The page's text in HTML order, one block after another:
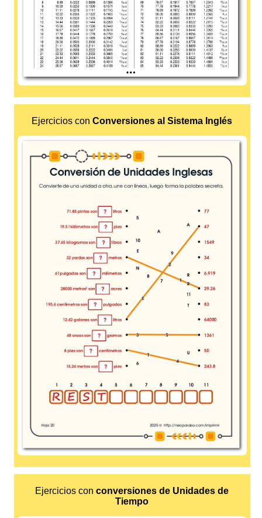
Ejercicios conConversiones al Sistema Inglés
Ejercicios conconversiones de Unidades de
Tiempo